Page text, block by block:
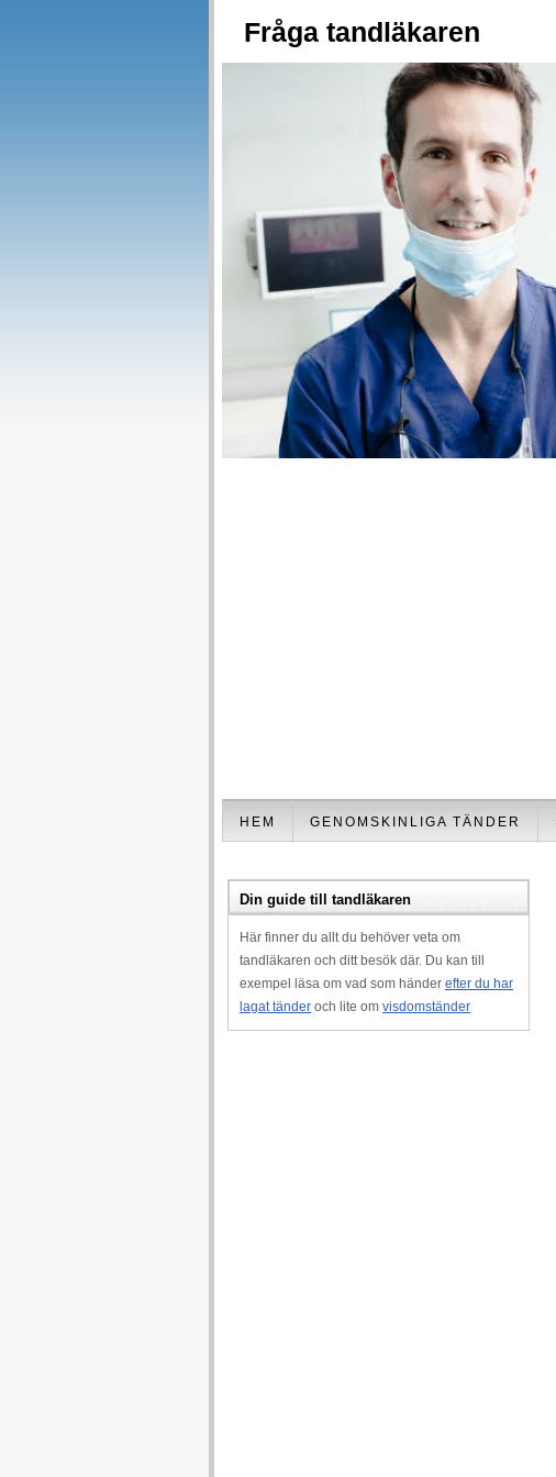
Fråga tandläkaren
HEM GENOMSKINLIGA TÄNDER
Din guide till tandläkaren
Här finner du allt du behöver veta om
tandläkaren och ditt besök där. Du kan till
exempel läsa om vad som händer efter du har
lagat tänder och lite om visdomständer